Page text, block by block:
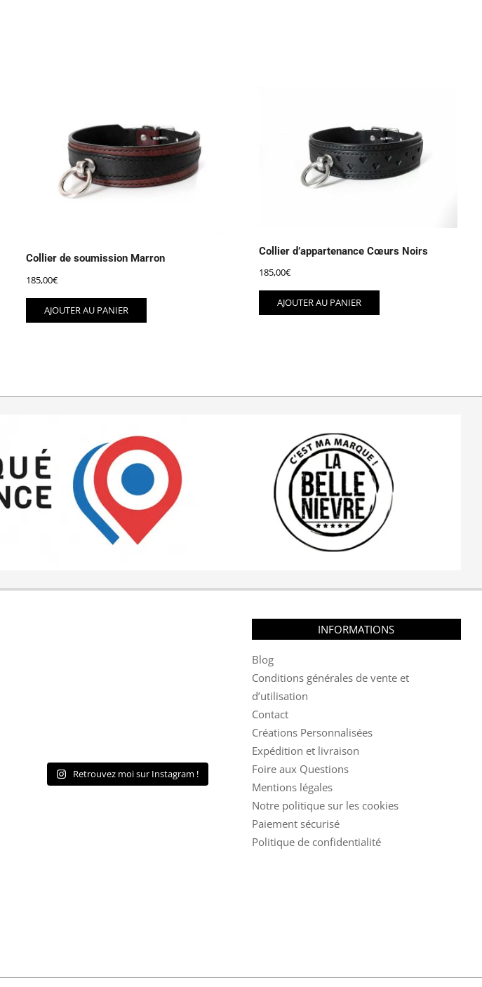
Collier de soumission Marron
185,00€
AJOUTER AU PANIER
Collier d’appartenance Cœurs Noirs
185,00€
AJOUTER AU PANIER
Retrouvez moi sur Instagram !
INFORMATIONS
Blog
Conditions générales de vente et
d’utilisation
Contact
Créations Personnalisées
Expédition et livraison
Foire aux Questions
Mentions légales
Notre politique sur les cookies
Paiement sécurisé
Politique de confidentialité